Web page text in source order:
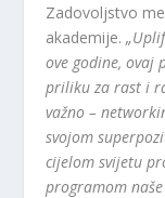
Zadovoljstvo
akademije.
ove godine, ovaj
priliku za rast i
važno –
svojom
cijelom svijetu
programom